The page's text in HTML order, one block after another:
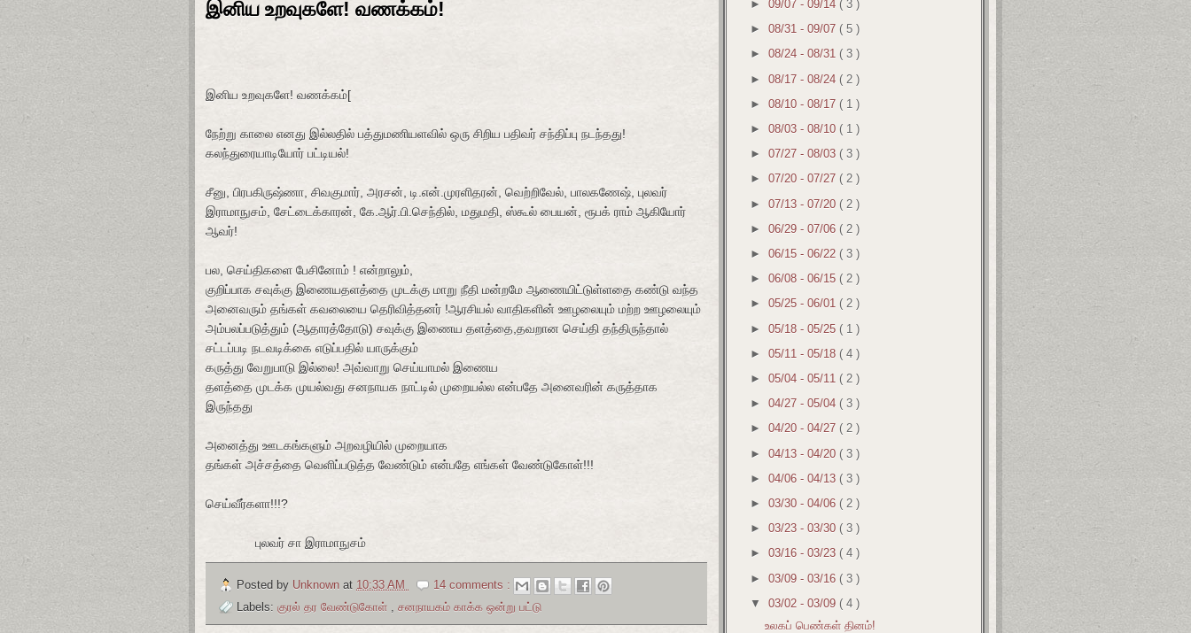
இனிய உறவுகளே! வணக்கம்!
இனிய உறவுகளே! வணக்கம்[
நேற்று காலை எனது இல்லதில் பத்துமணியளவில் ஒரு சிறிய பதிவர் சந்திப்பு நடந்தது!
கலந்துரையாடியோர் பட்டியல்!
சீனு, பிரபகிருஷ்ணா, சிவகுமார், அரசன், டி.என்.முரளிதரன், வெற்றிவேல், பாலகணேஷ், புலவர்
இராமாநுசம், சேட்டைக்காரன், கே.ஆர்.பி.செந்தில், மதுமதி, ஸ்கூல் பையன், ரூபக் ராம் ஆகியோர்
ஆவர்!
பல, செய்திகளை பேசினோம் ! என்றாலும்,
குறிப்பாக சவுக்கு இணையதளத்தை முடக்கு மாறு நீதி மன்றமே ஆணையிட்டுள்ளதை கண்டு வந்த
அனைவரும் தங்கள் கவலையை தெரிவித்தனர் !ஆரசியல் வாதிகளின் ஊழலையும் மற்ற ஊழலையும்
அம்பலப்படுத்தும் (ஆதாரத்தோடு) சவுக்கு இணைய தளத்தை,தவறான செய்தி தந்திருந்தால்
சட்டப்படி நடவடிக்கை எடுப்பதில் யாருக்கும்
கருத்து வேறுபாடு இல்லை! அவ்வாறு செய்யாமல் இணைய
தளத்தை முடக்க முயல்வது சனநாயக நாட்டில் முறையல்ல என்பதே அனைவரின் கருத்தாக
இருந்தது
அனைத்து ஊடகங்களும் அறவழியில் முறையாக
தங்கள் அச்சத்தை வெளிப்படுத்த வேண்டும் என்பதே எங்கள் வேண்டுகோள்!!!
செய்வீர்களா!!!?
புலவர் சா இராமாநுசம்
Posted by Unknown at 10:33 AM
14 comments :
Labels: குரல் தர வேண்டுகோள் , சனநாயகம் காக்க ஒன்று பட்டு
►09/07 - 09/14 ( 3 )
►08/31 - 09/07 ( 5 )
►08/24 - 08/31 ( 3 )
►08/17 - 08/24 ( 2 )
►08/10 - 08/17 ( 1 )
►08/03 - 08/10 ( 1 )
►07/27 - 08/03 ( 3 )
►07/20 - 07/27 ( 2 )
►07/13 - 07/20 ( 2 )
►06/29 - 07/06 ( 2 )
►06/15 - 06/22 ( 3 )
►06/08 - 06/15 ( 2 )
►05/25 - 06/01 ( 2 )
►05/18 - 05/25 ( 1 )
►05/11 - 05/18 ( 4 )
►05/04 - 05/11 ( 2 )
►04/27 - 05/04 ( 3 )
►04/20 - 04/27 ( 2 )
►04/13 - 04/20 ( 3 )
►04/06 - 04/13 ( 3 )
►03/30 - 04/06 ( 2 )
►03/23 - 03/30 ( 3 )
►03/16 - 03/23 ( 4 )
►03/09 - 03/16 ( 3 )
▼03/02 - 03/09 ( 4 )
உலகப் பெண்கள் தினம்!